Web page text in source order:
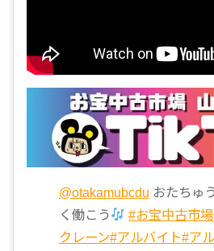
@otakamubcdu おたちゅ
く働こう
#お宝中古市場
クレーン#アルバイト#ア